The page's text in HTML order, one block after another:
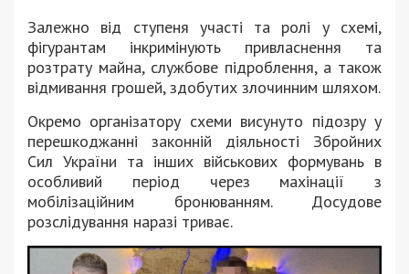
Залежно від ступеня участі та ролі у схемі,
фігурантам інкримінують привласнення та
розтрату майна, службове підроблення, а також
відмивання грошей, здобутих злочинним шляхом.
Окремо організатору схеми висунуто підозру у
перешкоджанні законній діяльності Збройних
Сил України та інших військових формувань в
особливий період через махінації з
мобілізаційним бронюванням. Досудове
розслідування наразі триває.